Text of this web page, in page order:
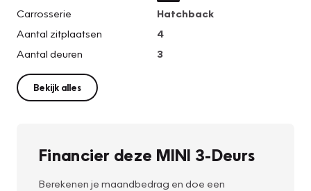
Carrosserie
Hatchback
Aantal zitplaatsen
4
Aantal deuren
3
Bekijk alles
Financier deze MINI 3-Deurs
Berekenen je maandbedrag en doe een